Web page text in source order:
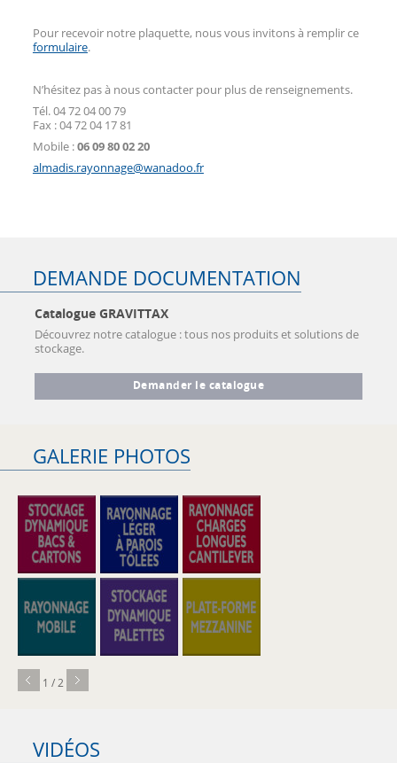
Pour recevoir notre plaquette, nous vous invitons à remplir ce
formulaire.
N’hésitez pas à nous contacter pour plus de renseignements.
Tél. 04 72 04 00 79
Fax : 04 72 04 17 81
Mobile :06 09 80 02 20
almadis.rayonnage@wanadoo.fr
DEMANDE DOCUMENTATION
Catalogue GRAVITTAX
Découvrez notre catalogue : tous nos produits et solutions de
stockage.
Demander le catalogue
GALERIE PHOTOS
1 / 2
VIDÉOS